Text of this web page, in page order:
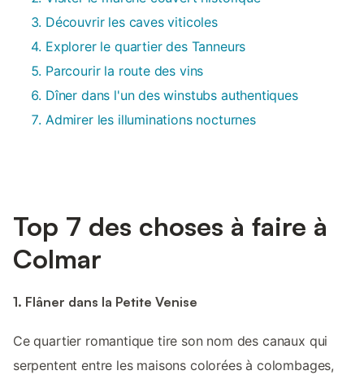
Découvrir les caves viticoles
Explorer le quartier des Tanneurs
Parcourir la route des vins
Dîner dans l'un des winstubs authentiques
Admirer les illuminations nocturnes
Top 7 des choses à faire à
Colmar
1. Flâner dans la Petite Venise
Ce quartier romantique tire son nom des canaux qui
serpentent entre les maisons colorées à colombages,